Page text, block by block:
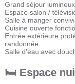
Grand séjour
Espace salon /
Salle à manger
Cuisine ouverte
Entrée extérieure
randonnée
Salle d’eau avec
🛏️ Espace